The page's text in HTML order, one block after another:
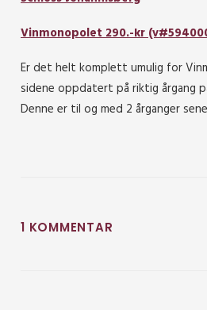
Vinmonopolet 290.-kr
Er det helt komplett umulig for
sidene oppdatert på riktig årgang
Denne er til og med 2 årganger
1 KOMMENTAR